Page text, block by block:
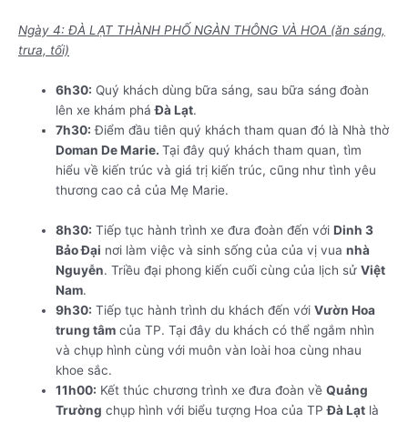
Ngày 4: ĐÀ LẠT THÀNH PHỐ NGÀN THÔNG VÀ HOA (ăn sáng,
trưa, tối)
6h30: Quý khách dùng bữa sáng, sau bữa sáng đoàn
lên xe khám pháĐà Lạt.
7h30: Điểm đầu tiên quý khách tham quan đó là Nhà thờ
Doman De Marie.Tại đây quý khách tham quan, tìm
hiểu về kiến trúc và giá trị kiến trúc, cũng như tình yêu
thương cao cả của Mẹ Marie.
8h30: Tiếp tục hành trình xe đưa đoàn đến vớiDinh 3
Bảo Đại nơi làm việc và sinh sống của của vị vuanhà
Nguyễn. Triều đại phong kiến cuối cùng của lịch sửViệt
Nam.
9h30: Tiếp tục hành trình du khách đến vớiVườn Hoa
trung tâm của TP. Tại đây du khách có thể ngắm nhìn
và chụp hình cùng với muôn vàn loài hoa cùng nhau
khoe sắc.
11h00: Kết thúc chương trình xe đưa đoàn vềQuảng
Trường chụp hình với biểu tượng Hoa của TPĐà Lạt là